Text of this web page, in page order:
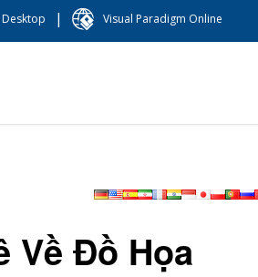
| Visual Paradigm Online
Về Đồ Họa